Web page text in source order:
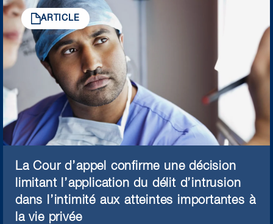
ARTICLE
La Cour d’appel confirme une décision
limitant l’application du délit d’intrusion
dans l’intimité aux atteintes importantes à
la vie privée